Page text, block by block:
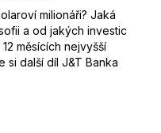
milionáři? Jaká
a od jakých investic
měsících nejvyšší
si další díl J&T Banka